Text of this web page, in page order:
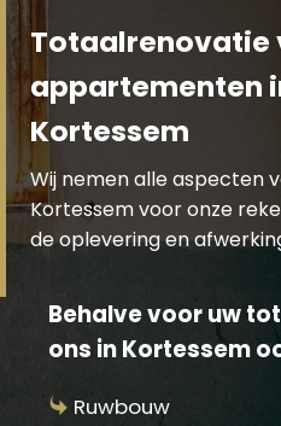
Totaalrenovatie
appartementen
Kortessem
Wij nemen alle aspecten
Kortessem voor onze
de oplevering en
Behalve voor uw
ons in Kortessem
Ruwbouw